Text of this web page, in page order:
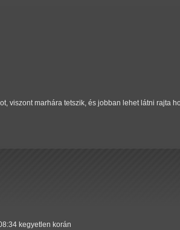
viszont marhára tetszik, és jobban lehet látni rajta
kegyetlen korán